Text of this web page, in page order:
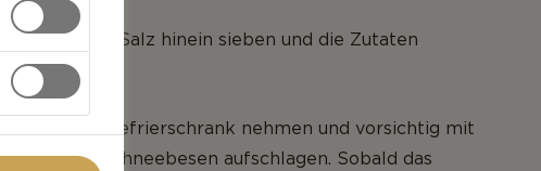
und Salz hinein sieben und die Zutaten
unterheben.
aus dem Gefrierschrank nehmen und vorsichtig mit
Schneebesen aufschlagen. Sobald das